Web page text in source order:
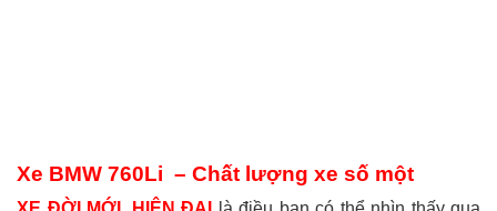
Xe BMW 760Li – Chất lượng xe số một